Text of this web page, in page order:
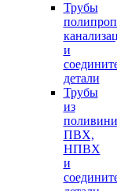
Трубы
и
детали
Трубы
из
ПВХ,
НПВХ
и